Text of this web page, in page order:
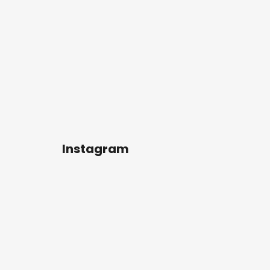
Instagram